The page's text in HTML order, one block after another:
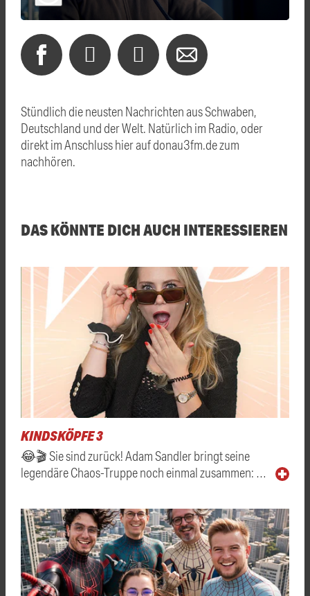
Stündlich die neusten Nachrichten aus Schwaben,
Deutschland und der Welt. Natürlich im Radio, oder
direkt im Anschluss hier auf donau3fm.de zum
nachhören.
DAS KÖNNTE DICH AUCH INTERESSIEREN
KINDSKÖPFE 3
😂🎬 Sie sind zurück! Adam Sandler bringt seine
legendäre Chaos-Truppe noch einmal zusammen: …